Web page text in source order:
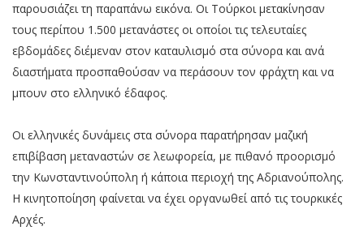
παρουσιάζει τη παραπάνω εικόνα. Oι Τούρκοι μετακίνησαν
τους περίπου 1.500 μετανάστες οι οποίοι τις τελευταίες
εβδομάδες διέμεναν στον καταυλισμό στα σύνορα και ανά
διαστήματα προσπαθούσαν να περάσουν τον φράχτη και να
μπουν στο ελληνικό έδαφος.
Οι ελληνικές δυνάμεις στα σύνορα παρατήρησαν μαζική
επιβίβαση μεταναστών σε λεωφορεία, με πιθανό προορισμό
την Κωνσταντινούπολη ή κάποια περιοχή της Αδριανούπολης.
Η κινητοποίηση φαίνεται να έχει οργανωθεί από τις τουρκικές
Αρχές.